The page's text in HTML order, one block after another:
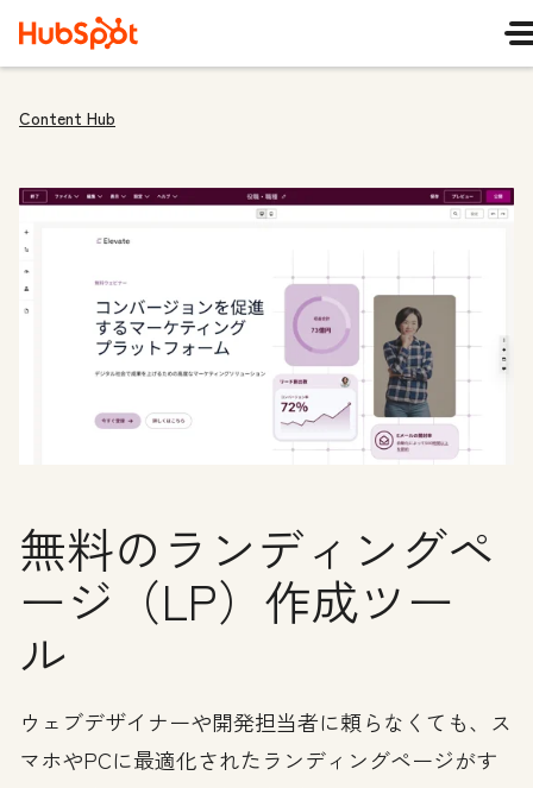
Content Hub
無料のランディングペ
ージ（LP）作成ツー
ル
ウェブデザイナーや開発担当者に頼らなくても、ス
マホやPCに最適化されたランディングページがす